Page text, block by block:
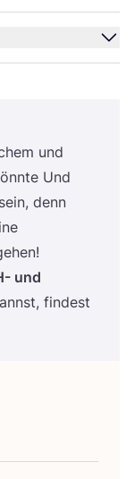
und
Und
denn
und
fin­dest